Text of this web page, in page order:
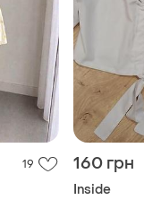
19 160 грн
Inside